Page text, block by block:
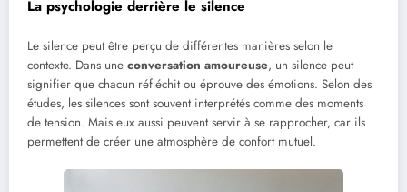
La psychologie derrière le silence
Le silence peut être perçu de différentes manières selon le
contexte. Dans une conversation amoureuse, un silence peut
signifier que chacun réfléchit ou éprouve des émotions. Selon des
études, les silences sont souvent interprétés comme des moments
de tension. Mais eux aussi peuvent servir à se rapprocher, car ils
permettent de créer une atmosphère de confort mutuel.